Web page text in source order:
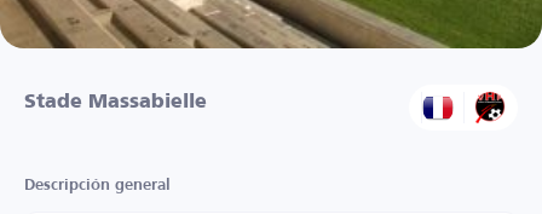
Stade Massabielle
Descripción general